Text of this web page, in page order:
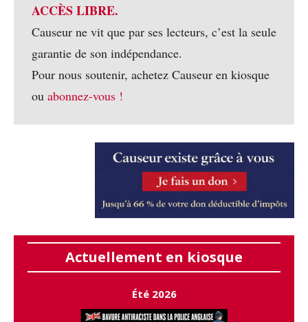
ACCÈS LIBRE.
Causeur ne vit que par ses lecteurs, c’est la seule
garantie de son indépendance.
Pour nous soutenir, achetez Causeur en kiosque
ou abonnez-vous !
Actuellement en kiosque
Été 2026